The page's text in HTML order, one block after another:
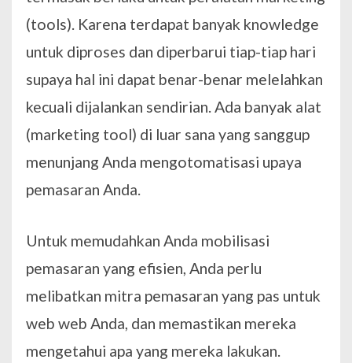
(tools). Karena terdapat banyak knowledge
untuk diproses dan diperbarui tiap-tiap hari
supaya hal ini dapat benar-benar melelahkan
kecuali dijalankan sendirian. Ada banyak alat
(marketing tool) di luar sana yang sanggup
menunjang Anda mengotomatisasi upaya
pemasaran Anda.
Untuk memudahkan Anda mobilisasi
pemasaran yang efisien, Anda perlu
melibatkan mitra pemasaran yang pas untuk
web web Anda, dan memastikan mereka
mengetahui apa yang mereka lakukan.